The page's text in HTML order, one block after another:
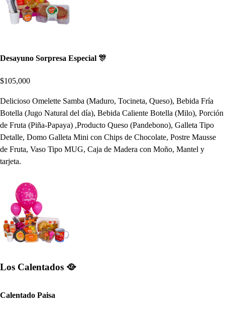
Desayuno Sorpresa Especial 🎊
$105,000
Delicioso Omelette Samba (Maduro, Tocineta, Queso), Bebida Fría
Botella (Jugo Natural del día), Bebida Caliente Botella (Milo), Porción
de Fruta (Piña-Papaya) ,Producto Queso (Pandebono), Galleta Tipo
Detalle, Domo Galleta Mini con Chips de Chocolate, Postre Mausse
de Fruta, Vaso Tipo MUG, Caja de Madera con Moño, Mantel y
tarjeta.
Los Calentados 🥘
Calentado Paisa